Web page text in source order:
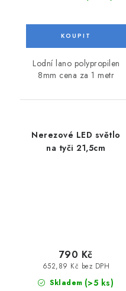
Lodní lano polypropilen
8mm cena za 1 metr
Nerezové LED světlo
na tyči 21,5cm
Skladem (>5 ks)
652,89 Kč bez DPH
790 Kč